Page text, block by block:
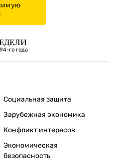
го года
Социальная защита
Зарубежная экономика
Конфликт интересов
Экономическая
безопасность